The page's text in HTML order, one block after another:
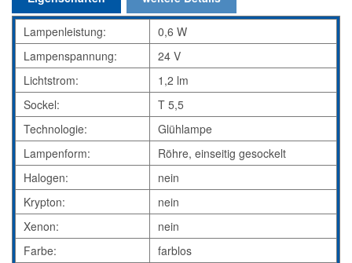
Lampenleistung:
0,6 W
Lampenspannung:
24 V
Lichtstrom:
1,2 lm
Sockel:
T 5,5
Technologie:
Glühlampe
Lampenform:
Röhre, einseitig gesockelt
Halogen:
nein
Krypton:
nein
Xenon:
nein
Farbe:
farblos